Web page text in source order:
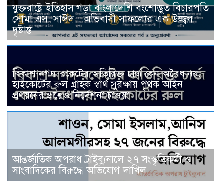
যুক্তরাষ্ট্রে ইতিহাস গড়া বাংলাদেশি বংশোদ্ভূত বিচারপতি
সোমা এস. সাঈদ—অভিবাসী সাফল্যের এক উজ্জ্বল
দৃষ্টান্ত
বিকাশ-নগদ-রকেটের অতিরিক্ত চার্জ কেন অবৈধ নয়:
হাইকোর্টের রুল গ্রাহক স্বার্থ সুরক্ষায় পৃথক আইন
প্রণয়নের প্রশ্নেও নির্দেশনা চাওয়া
আন্তর্জাতিক অপরাধ ট্রাইব্যুনালে ২৭ সংস্কৃতিকর্মী ও
সাংবাদিকের বিরুদ্ধে অভিযোগ দাখিল